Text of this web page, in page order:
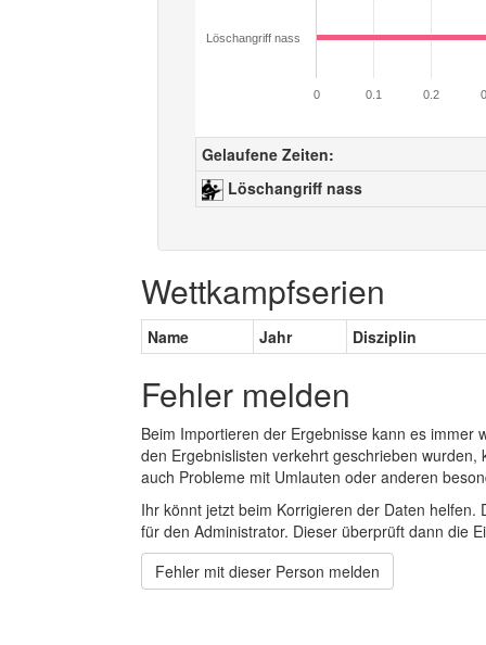
Löschangriff nass
0 0.1 0.2
Gelaufene Zeiten:
Löschangriff nass
Wettkampfserien
Name Jahr Disziplin
Fehler melden
Beim Importieren der Ergebnisse kann es
den Ergebnislisten verkehrt geschrieben
auch Probleme mit Umlauten oder anderen
Ihr könnt jetzt beim Korrigieren der Daten
für den Administrator. Dieser überprüft dann die
Fehler mit dieser Person melden